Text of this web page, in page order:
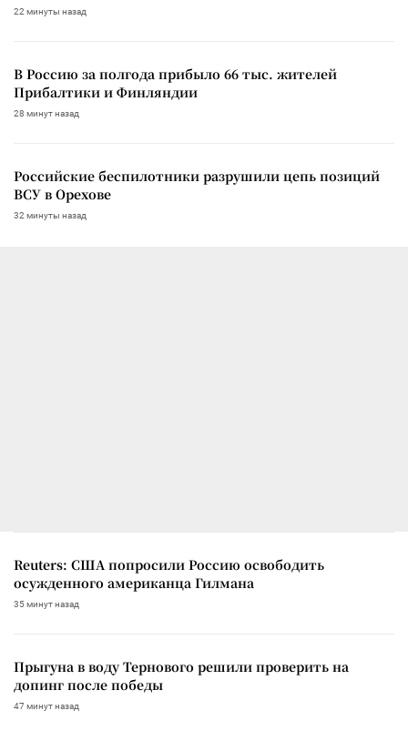
22 минуты назад
В Россию за полгода прибыло 66 тыс. жителей
Прибалтики и Финляндии
28 минут назад
Российские беспилотники разрушили цепь позиций
ВСУ в Орехове
32 минуты назад
Reuters: США попросили Россию освободить
осужденного американца Гилмана
35 минут назад
Прыгуна в воду Тернового решили проверить на
допинг после победы
47 минут назад